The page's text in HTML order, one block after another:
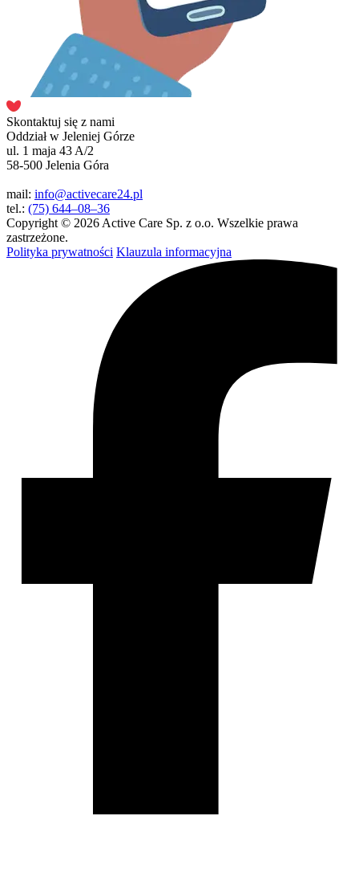
Skontaktuj się z nami
Oddział w Jeleniej Górze
ul. 1 maja 43 A/2
58-500 Jelenia Góra
mail: info@activecare24.pl
tel.: (75) 644–08–36
Copyright © 2026 Active Care Sp. z o.o. Wszelkie prawa
zastrzeżone.
Polityka prywatności Klauzula informacyjna